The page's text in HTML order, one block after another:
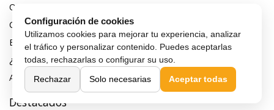
Quiénes somos
Contacta con nosotros
Blog
¿Quieres ser distribuidor?
Afiliación y publicidad
Destacados
Configuración de cookies
Utilizamos cookies para mejorar tu experiencia, analizar
el tráfico y personalizar contenido. Puedes aceptarlas
todas, rechazarlas o configurar su uso.
Rechazar
Solo necesarias Aceptar todas